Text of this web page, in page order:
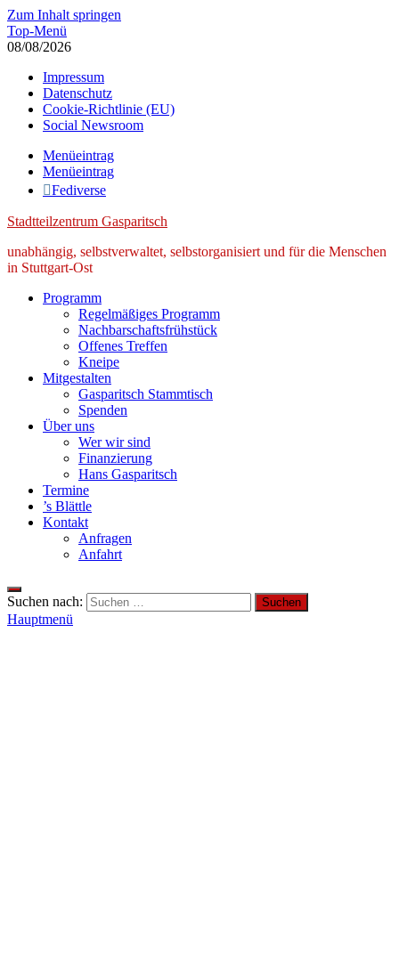
Zum Inhalt springen
Top-Menü
08/08/2026
Impressum
Datenschutz
Cookie-Richtlinie (EU)
Social Newsroom
Menüeintrag
Menüeintrag
Fediverse
Stadtteilzentrum Gasparitsch
unabhängig, selbstverwaltet, selbstorganisiert und für die Menschen
in Stuttgart-Ost
Programm
Regelmäßiges Programm
Nachbarschaftsfrühstück
Offenes Treffen
Kneipe
Mitgestalten
Gasparitsch Stammtisch
Spenden
Über uns
Wer wir sind
Finanzierung
Hans Gasparitsch
Termine
’s Blättle
Kontakt
Anfragen
Anfahrt
Suchen nach:
Hauptmenü